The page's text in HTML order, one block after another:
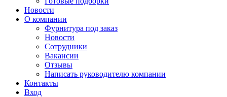
Новости
О компании
Фурнитура под заказ
Новости
Сотрудники
Вакансии
Отзывы
Написать руководителю компании
Контакты
Вход